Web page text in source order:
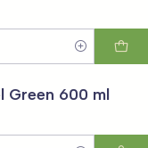
Green 600 ml